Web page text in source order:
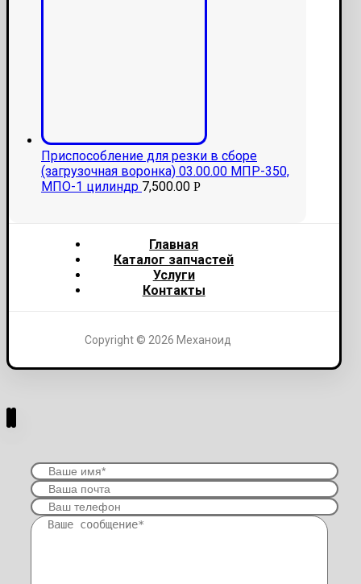
Приспособление для резки в сборе
(загрузочная воронка) 03.00.00 МПР-350,
МПО-1 цилиндр 7,500.00 Р
Главная
Каталог запчастей
Услуги
Контакты
Copyright © 2026 Механоид